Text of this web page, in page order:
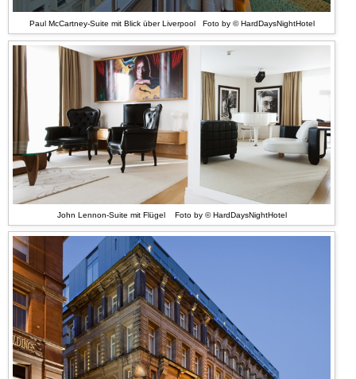
Paul McCartney-Suite mit Blick über Liverpool Foto by © HardDaysNightHotel
John Lennon-Suite mit Flügel Foto by © HardDaysNightHotel